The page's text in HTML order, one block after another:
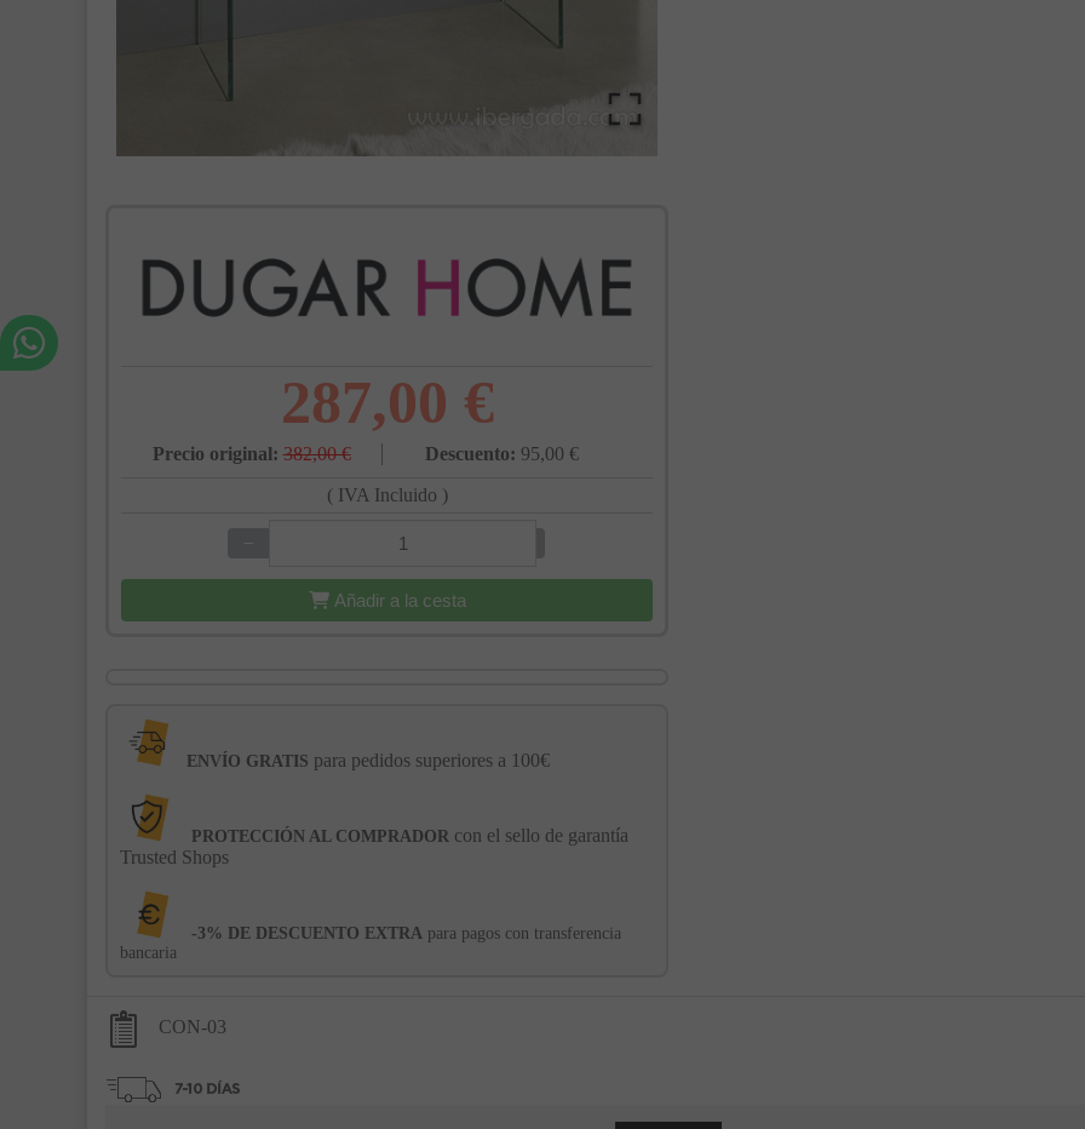
287,00 €
Precio original: 382,00 € Descuento: 95,00 €
( IVA Incluido )
−
Añadir a la cesta
ENVÍO GRATIS para pedidos superiores a 100€
PROTECCIÓN AL COMPRADOR con el sello de garantía
Trusted Shops
-3% DE DESCUENTO EXTRA para pagos con transferencia
bancaria
CON-03
Al unirte expresas tu consentimiento para recibir comunicaciones comerciales de IBERGADA. Puedes